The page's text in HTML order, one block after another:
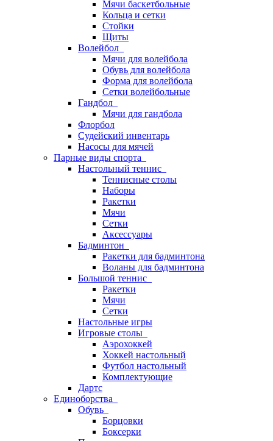
Мячи баскетбольные
Кольца и сетки
Стойки
Щиты
Волейбол
Мячи для волейбола
Обувь для волейбола
Форма для волейбола
Сетки волейбольные
Гандбол
Мячи для гандбола
Флорбол
Судейский инвентарь
Насосы для мячей
Парные виды спорта
Настольный теннис
Теннисные столы
Наборы
Ракетки
Мячи
Сетки
Аксессуары
Бадминтон
Ракетки для бадминтона
Воланы для бадминтона
Большой теннис
Ракетки
Мячи
Сетки
Настольные игры
Игровые столы
Аэрохоккей
Хоккей настольный
Футбол настольный
Комплектующие
Дартс
Единоборства
Обувь
Борцовки
Боксерки